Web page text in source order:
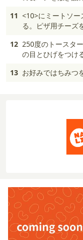
11 <10>にミートソ
る。ピザ用チーズ
12 250度のトースタ
の目とひげをつけ
13 お好みではちみつ